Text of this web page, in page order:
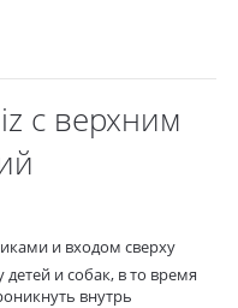
с верхним
и входом сверху
детей и собак, в то время
внутрь